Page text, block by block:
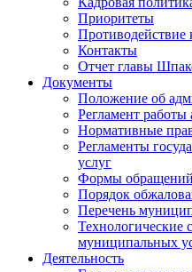
Приоритеты
Противодействие
Контакты
Отчет главы
Документы
Положение об
Регламент
Нормативные
Регламенты
услуг
Формы обращений
Порядок
Перечень
Технологические
муниципальных
Деятельность